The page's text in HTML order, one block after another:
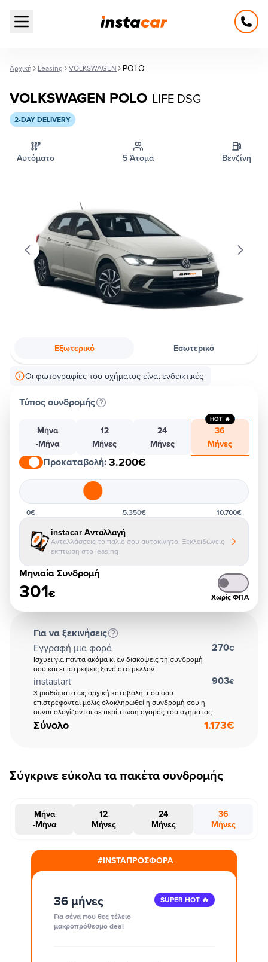
Open main menu
Αρχική Leasing VOLKSWAGEN POLO
VOLKSWAGEN POLO LIFE DSG
2-DAY DELIVERY
Αυτόματο 5 Άτομα Βενζίνη
Εξωτερικό Εσωτερικό
Οι φωτογραφίες του οχήματος είναι ενδεικτικές
Τύπος συνδρομής
Μήνα
-Μήνα
12
Μήνες
24
Μήνες
36
Μήνες
HOT 🔥
Προκαταβολή:3.200€
0€ 5.350€ 10.700€
instacar Ανταλλαγή
Ανταλλάσσεις το παλιό σου αυτοκίνητο. Ξεκλειδώνεις
έκπτωση στο leasing
Μηνιαία Συνδρομή
301€ Χωρίς ΦΠΑ
Για να ξεκινήσεις
Εγγραφή μια φορά
Ισχύει για πάντα ακόμα κι αν διακόψεις τη συνδρομή
σου και επιστρέψεις ξανά στο μέλλον
270€
instastart
3 μισθώματα ως αρχική καταβολή, που σου
επιστρέφονται μόλις ολοκληρωθεί η συνδρομή σου ή
συνυπολογίζονται σε περίπτωση αγοράς του οχήματος
903€
Σύνολο 1.173€
Σύγκρινε εύκολα τα πακέτα συνδρομής
Μήνα
-Μήνα
12
Μήνες
24
Μήνες
36
Μήνες
#INSTAΠΡΟΣΦΟΡΑ
36 μήνες
Για σένα που θες τέλειο
μακροπρόθεσμο deal
SUPER HOT 🔥